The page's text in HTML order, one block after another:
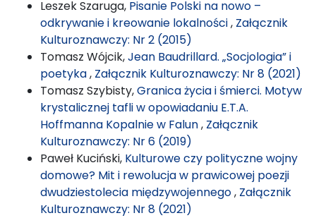
Leszek Szaruga, Pisanie Polski na nowo –
odkrywanie i kreowanie lokalności, Załącznik
Kulturoznawczy: Nr 2 (2015)
Tomasz Wójcik,Jean Baudrillard. „Socjologia” i
poetyka, Załącznik Kulturoznawczy: Nr 8 (2021)
Tomasz Szybisty,Granica życia i śmierci. Motyw
krystalicznej tafli w opowiadaniu E.T.A.
Hoffmanna Kopalnie w Falun, Załącznik
Kulturoznawczy: Nr 6 (2019)
Paweł Kuciński, Kulturowe czy polityczne wojny
domowe? Mit i rewolucja w prawicowej poezji
dwudziestolecia międzywojennego, Załącznik
Kulturoznawczy: Nr 8 (2021)